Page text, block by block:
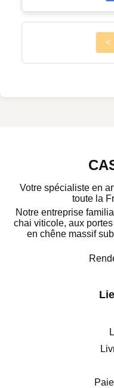
<
Votre spécialiste en
toute la
Notre entreprise
chai viticole, aux
en chêne massif